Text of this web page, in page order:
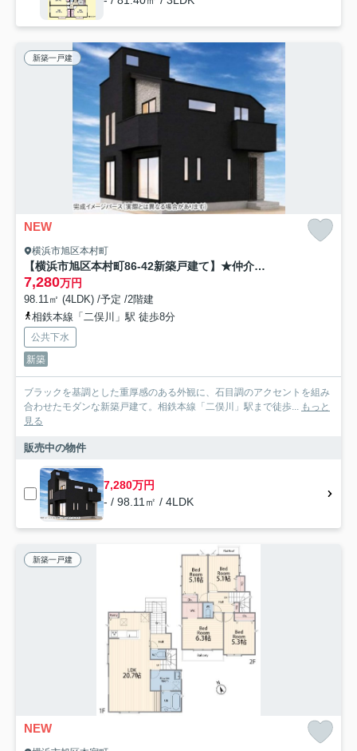
新築一戸建
NEW
横浜市旭区本村町
【横浜市旭区本村町86-42新築戸建て】★仲介手数料無料★（二俣川小学校・万騎が原中学校）
7,280万円
98.11㎡ (4LDK) /予定 /2階建
相鉄本線「二俣川」駅 徒歩8分
公共下水
新築
ブラックを基調とした重厚感のある外観に、石目調のアクセントを組み
合わせたモダンな新築戸建て。相鉄本線「二俣川」駅まで徒歩... もっと
見る
販売中の物件
7,280万円
- / 98.11㎡ / 4LDK
新築一戸建
NEW